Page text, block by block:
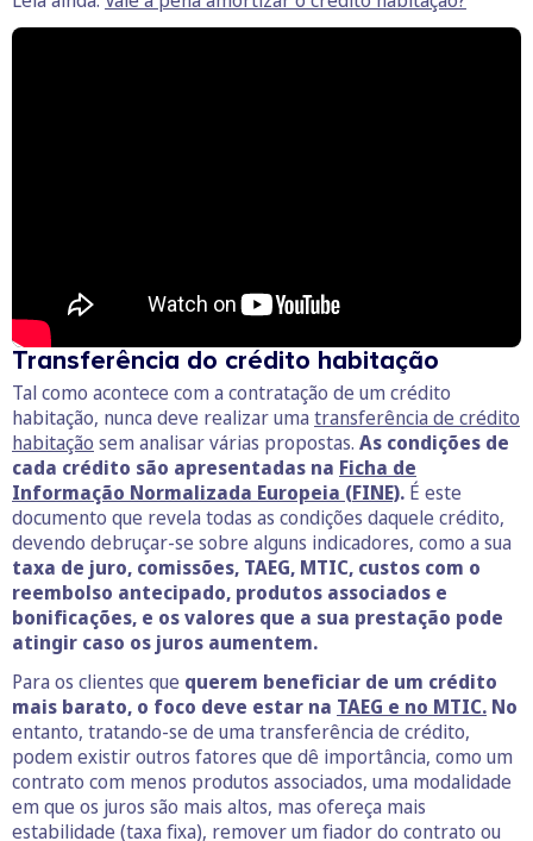
Transferência do crédito habitação
Tal como acontece com a contratação de um crédito
habitação, nunca deve realizar uma transferência de crédito
habitação sem analisar várias propostas. As condições de
cada crédito são apresentadas na Ficha de
Informação Normalizada Europeia (FINE). É este
documento que revela todas as condições daquele crédito,
devendo debruçar-se sobre alguns indicadores, como a sua
taxa de juro, comissões, TAEG, MTIC, custos com o
reembolso antecipado, produtos associados e
bonificações, e os valores que a sua prestação pode
atingir caso os juros aumentem.
Para os clientes que querem beneficiar de um crédito
mais barato, o foco deve estar na TAEG e no MTIC. No
entanto, tratando-se de uma transferência de crédito,
podem existir outros fatores que dê importância, como um
contrato com menos produtos associados, uma modalidade
em que os juros são mais altos, mas ofereça mais
estabilidade (taxa fixa), remover um fiador do contrato ou